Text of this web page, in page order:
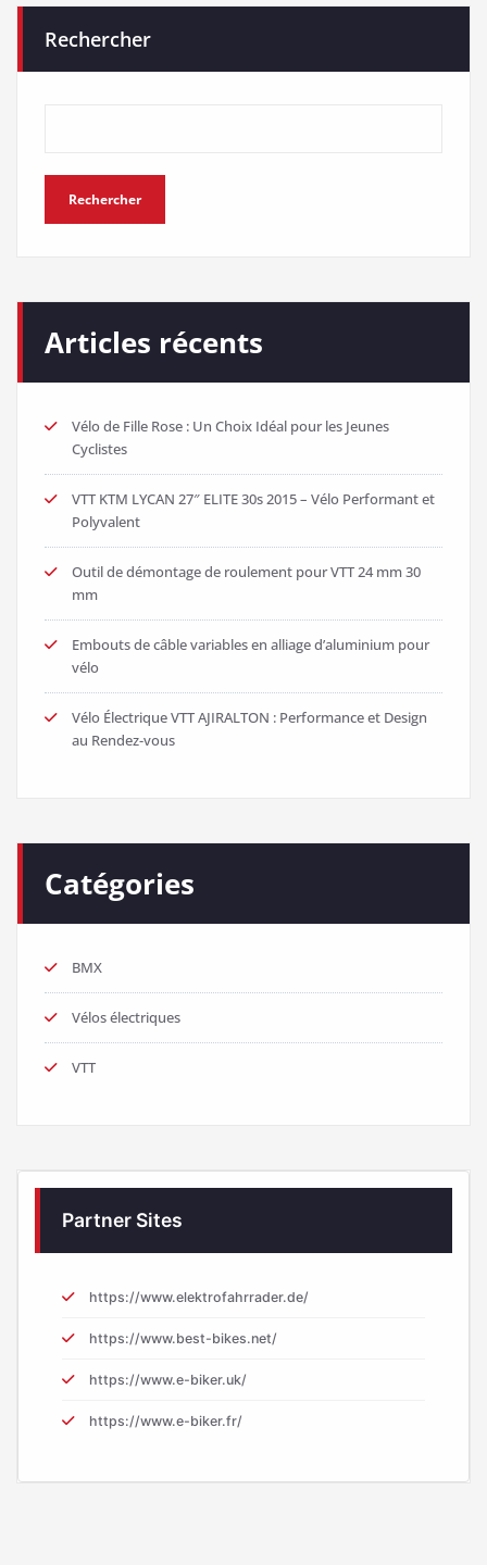
Rechercher
Rechercher
Articles récents
Vélo de Fille Rose : Un Choix Idéal pour les Jeunes
Cyclistes
VTT KTM LYCAN 27″ ELITE 30s 2015 – Vélo Performant et
Polyvalent
Outil de démontage de roulement pour VTT 24 mm 30
mm
Embouts de câble variables en alliage d’aluminium pour
vélo
Vélo Électrique VTT AJIRALTON : Performance et Design
au Rendez-vous
Catégories
BMX
Vélos électriques
VTT
Partner Sites
https://www.elektrofahrrader.de/
https://www.best-bikes.net/
https://www.e-biker.uk/
https://www.e-biker.fr/